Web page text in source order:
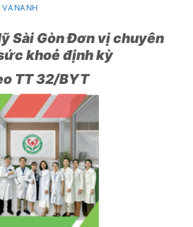
VANANH
Sài Gòn Đơn vị chuyên
khoẻ định kỳ
TT 32/BYT